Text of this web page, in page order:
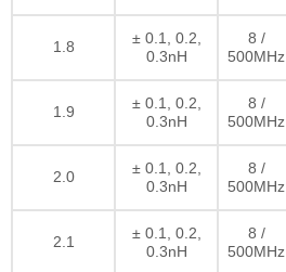
1.8
± 0.1, 0.2,
0.3nH
8 /
500MHz
1.9
± 0.1, 0.2,
0.3nH
8 /
500MHz
2.0
± 0.1, 0.2,
0.3nH
8 /
500MHz
2.1
± 0.1, 0.2,
0.3nH
8 /
500MHz